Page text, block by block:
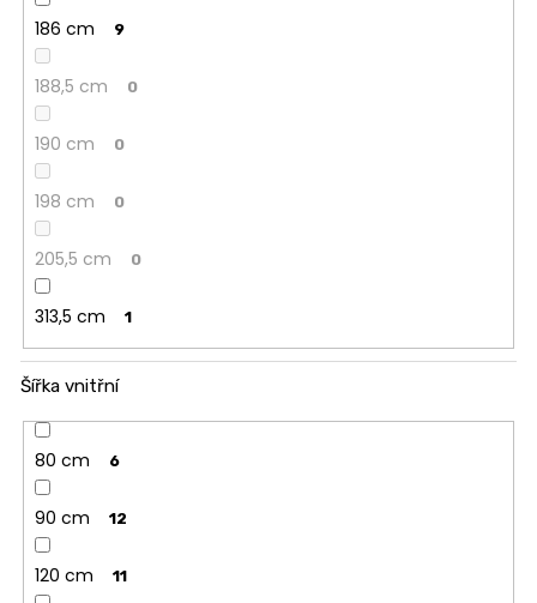
186 cm 9
188,5 cm 0
190 cm 0
198 cm 0
205,5 cm 0
313,5 cm 1
Šířka vnitřní
80 cm 6
90 cm 12
120 cm 11